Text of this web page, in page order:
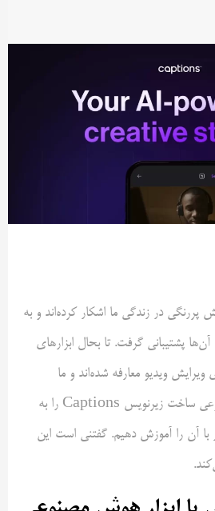
در زندگی ما اشکار کرده‌اند و به
پشتیبانی گرفت. تا بحال ابزارهای
ویدیو معارفه شده‌اند و ما
می‌خواهیم ابزار هوش مصنوعی ساخت زیرنویس Captions را به
با آن را آموزش دهیم. گفتنی است این